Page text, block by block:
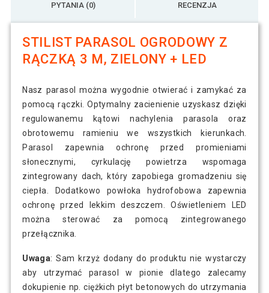
PYTANIA (0) RECENZJA
STILIST PARASOL OGRODOWY Z
RĄCZKĄ 3 M, ZIELONY + LED
Nasz parasol można wygodnie otwierać i zamykać za
pomocą rączki. Optymalny zacienienie uzyskasz dzięki
regulowanemu kątowi nachylenia parasola oraz
obrotowemu ramieniu we wszystkich kierunkach.
Parasol zapewnia ochronę przed promieniami
słonecznymi, cyrkulację powietrza wspomaga
zintegrowany dach, który zapobiega gromadzeniu się
ciepła. Dodatkowo powłoka hydrofobowa zapewnia
ochronę przed lekkim deszczem. Oświetleniem LED
można sterować za pomocą zintegrowanego
przełącznika.
Uwaga: Sam krzyż dodany do produktu nie wystarczy
aby utrzymać parasol w pionie dlatego zalecamy
dokupienie np. ciężkich płyt betonowych do utrzymania